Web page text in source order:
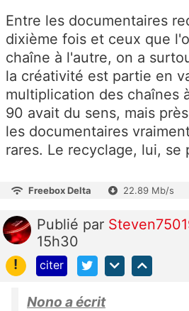
Entre les documentaires
dixième fois et ceux que
chaîne à l'autre, on a
la créativité est partie en
multiplication des chaînes
90 avait du sens, mais
les documentaires
rares. Le recyclage, lui, se
Freebox Delta 22.89 Mb/s
Publié par
15h30
!
citer
Nono a écrit